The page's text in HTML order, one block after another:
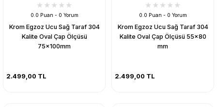
0.0 Puan - 0 Yorum
Krom Egzoz Ucu Sağ Taraf 304
Kalite Oval Çap Ölçüsü
75x100mm
2.499,00 TL
0.0 Puan - 0 Yorum
Krom Egzoz Ucu Sağ Taraf 304
Kalite Oval Çap Ölçüsü 55x80
mm
2.499,00 TL